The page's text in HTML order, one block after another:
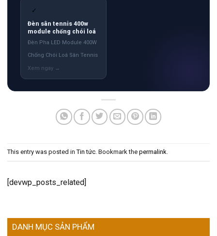
✓
Đèn sân tennis 400w
module chống chói loá
Đèn Pha LED Module 400W
Chống Chói Loá Sân Tennis
This entry was posted inTin tức . Bookmark the permalink
[devwp_posts_related]
DANH MỤC SẢN PHẨM